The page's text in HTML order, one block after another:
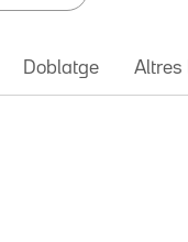
Doblatge Altres